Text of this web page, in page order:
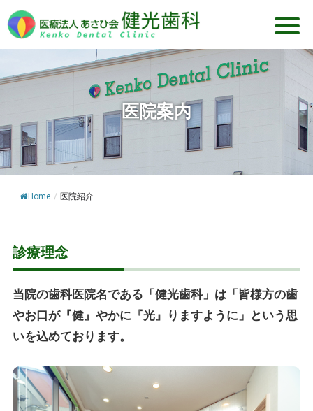
医院案内
Home / 医院紹介
診療理念
当院の歯科医院名である「健光歯科」は「皆様方の歯
やお口が『健』やかに『光』りますように」という思
いを込めております。